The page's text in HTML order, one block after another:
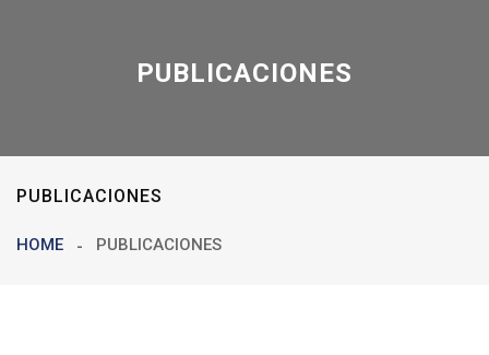
PUBLICACIONES
PUBLICACIONES
HOME PUBLICACIONES